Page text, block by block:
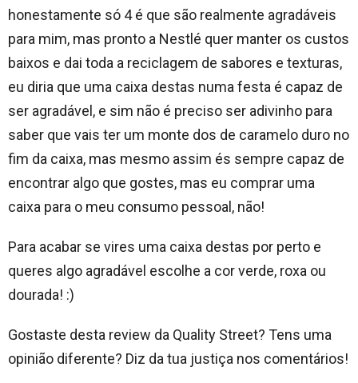
honestamente só 4 é que são realmente agradáveis
para mim, mas pronto a Nestlé quer manter os custos
baixos e dai toda a reciclagem de sabores e texturas,
eu diria que uma caixa destas numa festa é capaz de
ser agradável, e sim não é preciso ser adivinho para
saber que vais ter um monte dos de caramelo duro no
fim da caixa, mas mesmo assim és sempre capaz de
encontrar algo que gostes, mas eu comprar uma
caixa para o meu consumo pessoal, não!
Para acabar se vires uma caixa destas por perto e
queres algo agradável escolhe a cor verde, roxa ou
dourada! :)
Gostaste desta review da Quality Street? Tens uma
opinião diferente? Diz da tua justiça nos comentários!